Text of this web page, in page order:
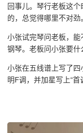
回事儿。琴行老板这
的，总觉得哪里不对劲。
小张试完琴问老板，
钢琴。老板问小张要什
小张在五线谱上写了四
明F调，并加星写上“首